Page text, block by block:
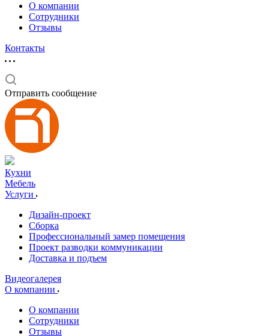
О компании
Сотрудники
Отзывы
Контакты
Отправить сообщение
Кухни
Мебель
Услуги
Дизайн-проект
Сборка
Профессиональный замер помещения
Проект разводки коммуникации
Доставка и подъем
Видеогалерея
О компании
О компании
Сотрудники
Отзывы